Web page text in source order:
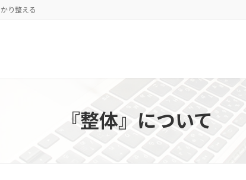
り整える
『整体』について